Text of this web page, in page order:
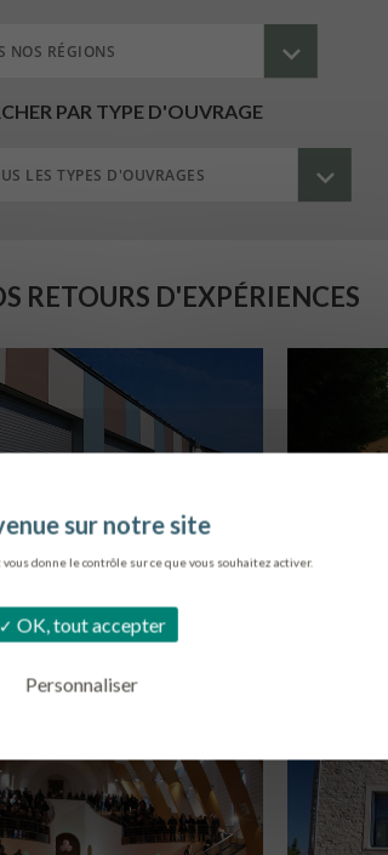
donne le contrôle sur ce que vous souhaitez activer.
OK, tout accepter
Personnaliser
PAR TYPE D'OUVRAGE
RETOURS D'EXPÉRIENCES
DE CORDEMAIS